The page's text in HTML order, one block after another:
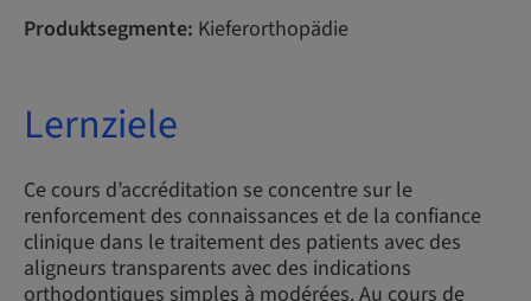
Produktsegmente: Kieferorthopädie
Lernziele
Ce cours d’accréditation se concentre sur le
renforcement des connaissances et de la confiance
clinique dans le traitement des patients avec des
aligneurs transparents avec des indications
orthodontiques simples à modérées. Au cours de